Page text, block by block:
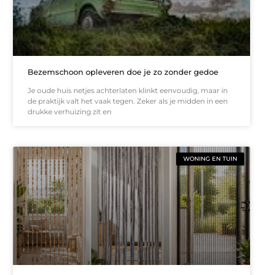
Bezemschoon opleveren doe je zo zonder gedoe
Je oude huis netjes achterlaten klinkt eenvoudig, maar in
de praktijk valt het vaak tegen. Zeker als je midden in een
drukke verhuizing zit en
WONING EN TUIN